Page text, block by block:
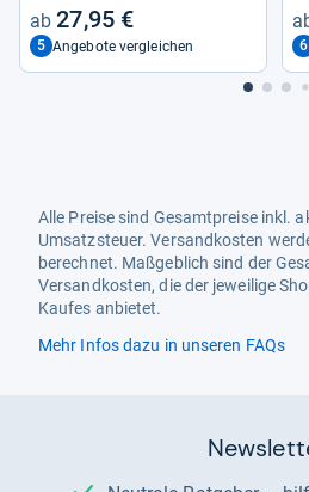
27,95 €
5 Angebote vergleichen 6
Alle Preise sind Gesamtpreise inkl.
Umsatzsteuer. Versandkosten
berechnet. Maßgeblich sind der
Versandkosten, die der jeweilige
Kaufes anbietet.
Mehr Infos dazu in unseren FAQs